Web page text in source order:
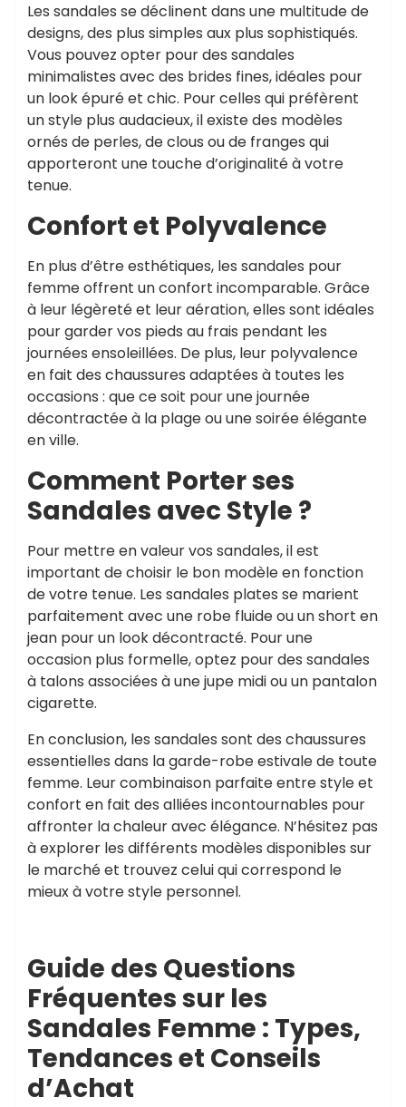
Les sandales se déclinent dans une multitude de
designs, des plus simples aux plus sophistiqués.
Vous pouvez opter pour des sandales
minimalistes avec des brides fines, idéales pour
un look épuré et chic. Pour celles qui préfèrent
un style plus audacieux, il existe des modèles
ornés de perles, de clous ou de franges qui
apporteront une touche d’originalité à votre
tenue.
Confort et Polyvalence
En plus d’être esthétiques, les sandales pour
femme offrent un confort incomparable. Grâce
à leur légèreté et leur aération, elles sont idéales
pour garder vos pieds au frais pendant les
journées ensoleillées. De plus, leur polyvalence
en fait des chaussures adaptées à toutes les
occasions : que ce soit pour une journée
décontractée à la plage ou une soirée élégante
en ville.
Comment Porter ses
Sandales avec Style ?
Pour mettre en valeur vos sandales, il est
important de choisir le bon modèle en fonction
de votre tenue. Les sandales plates se marient
parfaitement avec une robe fluide ou un short en
jean pour un look décontracté. Pour une
occasion plus formelle, optez pour des sandales
à talons associées à une jupe midi ou un pantalon
cigarette.
En conclusion, les sandales sont des chaussures
essentielles dans la garde-robe estivale de toute
femme. Leur combinaison parfaite entre style et
confort en fait des alliées incontournables pour
affronter la chaleur avec élégance. N’hésitez pas
à explorer les différents modèles disponibles sur
le marché et trouvez celui qui correspond le
mieux à votre style personnel.
Guide des Questions
Fréquentes sur les
Sandales Femme : Types,
Tendances et Conseils
d’Achat